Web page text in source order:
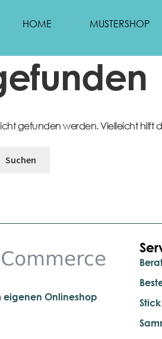
HOME MUSTERSHOP
gefunden werden. Vielleicht hilft
eigenen Onlineshop